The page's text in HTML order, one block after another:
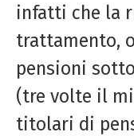
infatti che la
trattamento,
pensioni
(tre volte il
titolari di